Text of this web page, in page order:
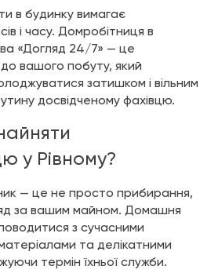
в будинку вимагає
і часу. Домробітниця в
«Догляд 24/7» — це
до вашого побуту, який
затишком і вільним
досвідченому фахівцю.
у Рівному?
— це не просто прибирання,
за вашим майном. Домашня
з сучасними
та делікатними
термін їхньої служби.